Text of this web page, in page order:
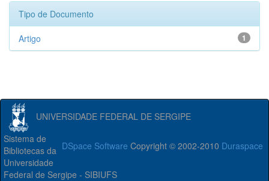
Tipo de Documento
1
Artigo
UNIVERSIDADE FEDERAL DE SERGIPE
DSpace Software Copyright © 2002-2010 Duraspace
Sistema de
Bibliotecas da
Universidade
Federal de Sergipe - SIBIUFS